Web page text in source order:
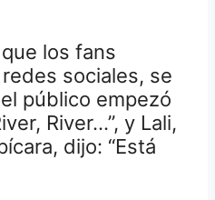
los fans
sociales, se
público empezó
River…”, y Lali,
dijo: “Está